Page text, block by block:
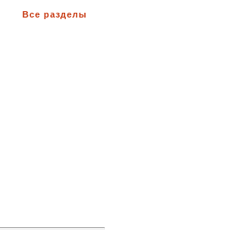
Все разделы